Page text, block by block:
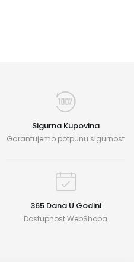
Sigurna Kupovina
Garantujemo potpunu sigurnost
365 Dana U Godini
Dostupnost WebShopa